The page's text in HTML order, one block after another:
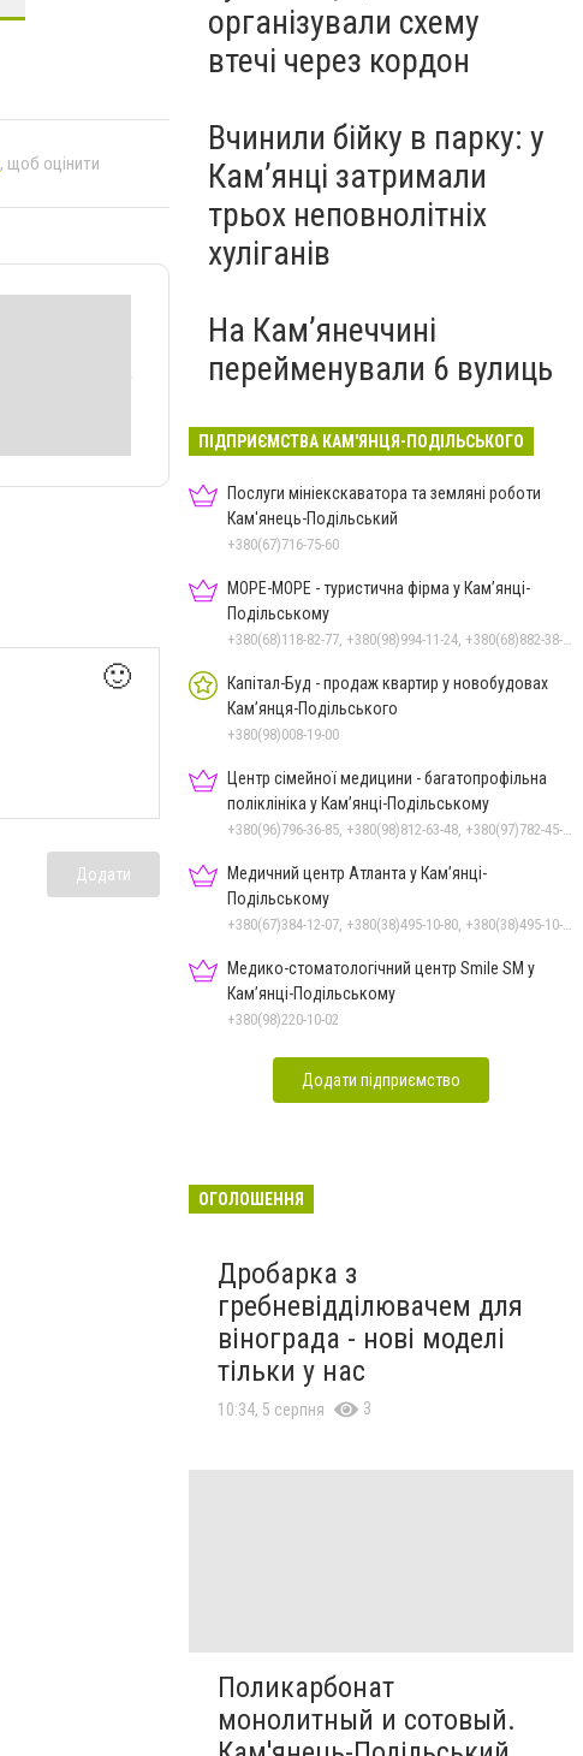
, щоб оцінити
🙂
Додати
організували схему
втечі через кордон
Вчинили бійку в парку: у
Кам’янці затримали
трьох неповнолітніх
хуліганів
На Камʼянеччині
перейменували 6 вулиць
ПІДПРИЄМСТВА КАМ'ЯНЦЯ-ПОДІЛЬСЬКОГО
Послуги мініекскаватора та земляні роботи
Кам'янець-Подільський
+380(67)716-75-60
МОРЕ-МОРЕ - туристична фірма у Кам’янці-
Подільському
+380(68)118-82-77, +380(98)994-11-24, +380(68)882-38-28
Капітал-Буд - продаж квартир у новобудовах
Кам’янця-Подільського
+380(98)008-19-00
Центр сімейної медицини - багатопрофільна
поліклініка у Кам’янці-Подільському
+380(96)796-36-85, +380(98)812-63-48, +380(97)782-45-70
Медичний центр Атланта у Кам’янці-
Подільському
+380(67)384-12-07, +380(38)495-10-80, +380(38)495-10-70
Медико-стоматологічний центр Smile SM у
Кам’янці-Подільському
+380(98)220-10-02
Додати підприємство
ОГОЛОШЕННЯ
Дробарка з
гребневідділювачем для
вінограда - нові моделі
тільки у нас
10:34, 5 серпня 3
Поликарбонат
монолитный и сотовый.